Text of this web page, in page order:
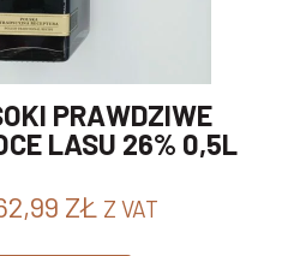
PRAWDZIWE
LASU 26% 0,5L
ZŁ Z VAT